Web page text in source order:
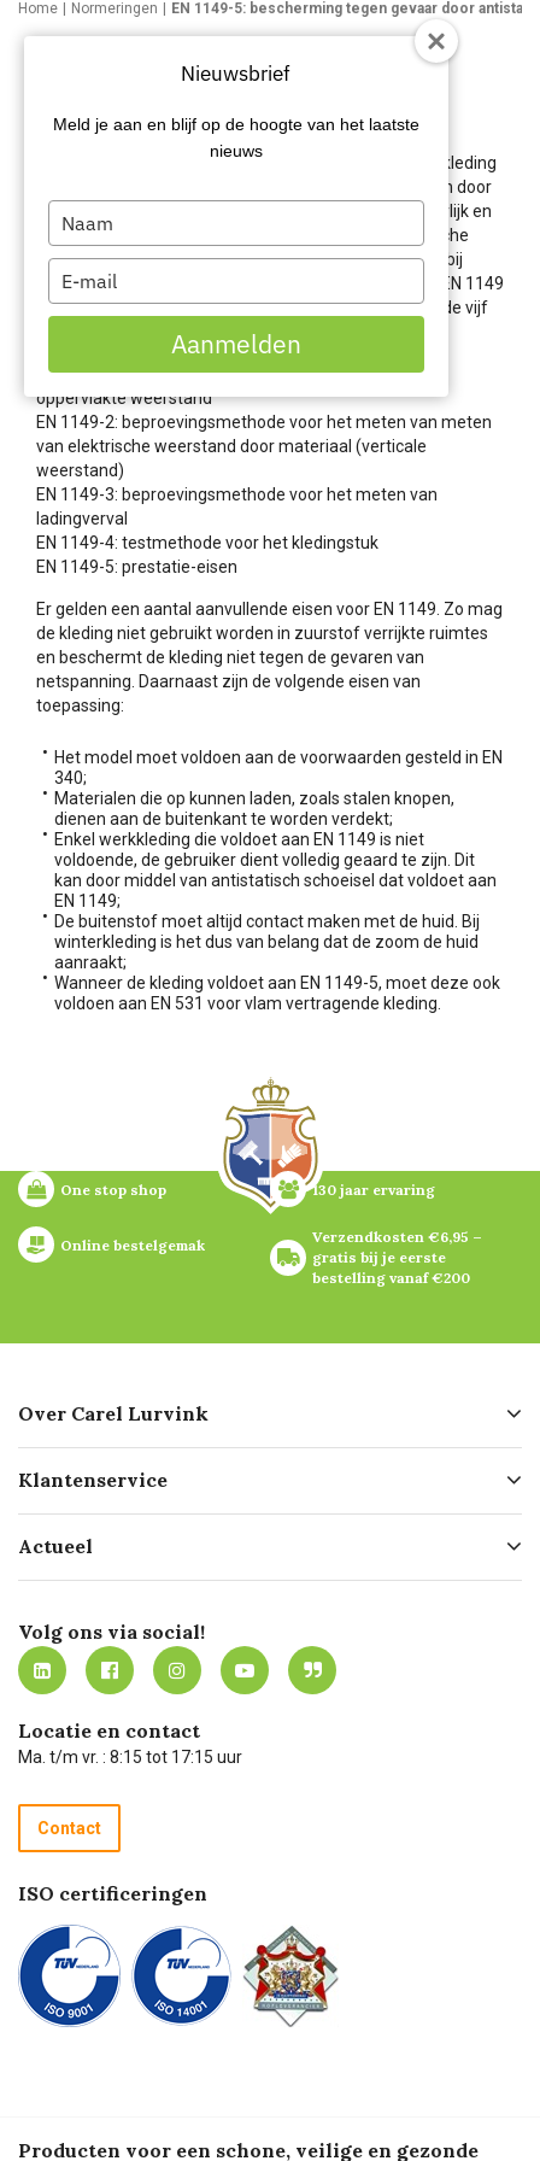
Home Normeringen EN 1149-5: bescherming tegen gevaar door
eigenschappen
De EN 1149 normering specificeert de vereisten van
elektrisch geleidende werkkleding. Antistatische werkkleding
en werkschoenen voorkomen het ontstaan van vonken door
elektrostatische oplading. Deze vonken zijn erg gevaarlijk en
kunnen brand of een explosie veroorzaken. Antistatische
werkkleding met deze normering wordt vaak gebruikt bij
organisaties die zich aan de ATEX-richtlijnen houden. EN 1149
is een overkoepelende normering voor de onderstaande vijf
beproevingsmethoden.
EN 1149-1: beproevingsmethode voor het meten van
oppervlakte weerstand
EN 1149-2: beproevingsmethode voor het meten van meten
van elektrische weerstand door materiaal (verticale
weerstand)
EN 1149-3: beproevingsmethode voor het meten van
ladingverval
EN 1149-4: testmethode voor het kledingstuk
EN 1149-5: prestatie-eisen
Er gelden een aantal aanvullende eisen voor EN 1149. Zo mag
de kleding niet gebruikt worden in zuurstof verrijkte ruimtes
en beschermt de kleding niet tegen de gevaren van
netspanning. Daarnaast zijn de volgende eisen van
toepassing:
Het model moet voldoen aan de voorwaarden gesteld in EN
340;
Materialen die op kunnen laden, zoals stalen knopen,
dienen aan de buitenkant te worden verdekt;
Enkel werkkleding die voldoet aan EN 1149 is niet
voldoende, de gebruiker dient volledig geaard te zijn. Dit
kan door middel van antistatisch schoeisel dat voldoet aan
EN 1149;
De buitenstof moet altijd contact maken met de huid. Bij
winterkleding is het dus van belang dat de zoom de huid
aanraakt;
Wanneer de kleding voldoet aan EN 1149-5, moet deze ook
voldoen aan EN 531 voor vlam vertragende kleding.
One stop shop 130 jaar ervaring
Online bestelgemak
Verzendkosten €6,95 –
gratis bij je eerste
bestelling vanaf €200
Over Carel Lurvink
Geschiedenis
Missie
Werken bij Carel Lurvink
MVO
Klantenservice
Bezorgen
Mijn Carel Lurvink
Mijn Carel Lurvink instructievideo's
Carel Lurvink App
Hulp op afstand
Technische dienst
Recycle programma
Betalen
Actueel
Innovation LAB
Tevreden klanten
Carel Lurvink Blog
Carel de podcast
Volg ons via social!
Locatie en contact
Ma. t/m vr. : 8:15 tot 17:15 uur
Contact
ISO certificeringen
Producten voor een schone, veilige en gezonde
Nieuwsbrief
Meld je aan en blijf op de hoogte van het laatste
nieuws
Type
your
name
Type
your
email
Aanmelden